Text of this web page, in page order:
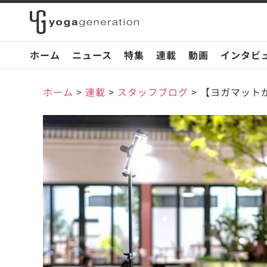
ホーム ニュース 特集 連載 動画 インタビ
ホーム > 連載 > スタッフブログ > 【ヨガマッ